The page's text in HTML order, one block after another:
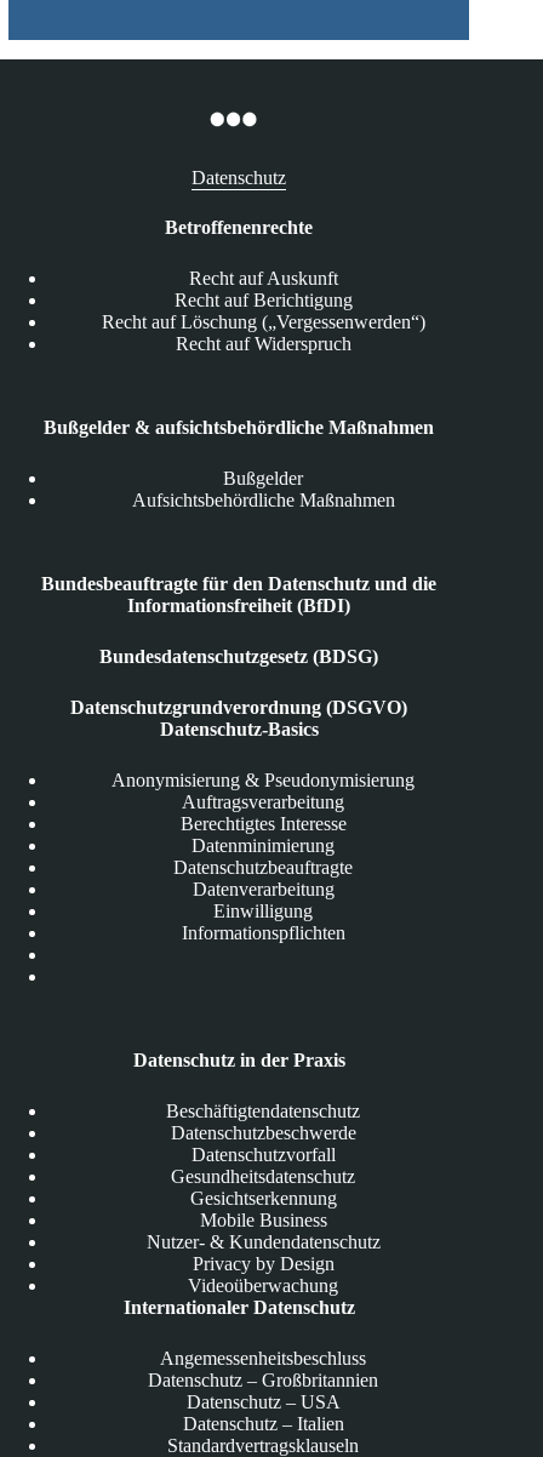
Datenschutz
Betroffenenrechte
Recht auf Auskunft
Recht auf Berichtigung
Recht auf Löschung („Vergessenwerden“)
Recht auf Widerspruch
Bußgelder & aufsichtsbehördliche Maßnahmen
Bußgelder
Aufsichtsbehördliche Maßnahmen
Bundesbeauftragte für den Datenschutz und die
Informationsfreiheit (BfDI)
Bundesdatenschutzgesetz (BDSG)
Datenschutzgrundverordnung (DSGVO)
Datenschutz-Basics
Anonymisierung & Pseudonymisierung
Auftragsverarbeitung
Berechtigtes Interesse
Datenminimierung
Datenschutzbeauftragte
Datenverarbeitung
Einwilligung
Informationspflichten
Datenschutz in der Praxis
Beschäftigtendatenschutz
Datenschutzbeschwerde
Datenschutzvorfall
Gesundheitsdatenschutz
Gesichtserkennung
Mobile Business
Nutzer- & Kundendatenschutz
Privacy by Design
Videoüberwachung
Internationaler Datenschutz
Angemessenheitsbeschluss
Datenschutz – Großbritannien
Datenschutz – USA
Datenschutz – Italien
Standardvertragsklauseln